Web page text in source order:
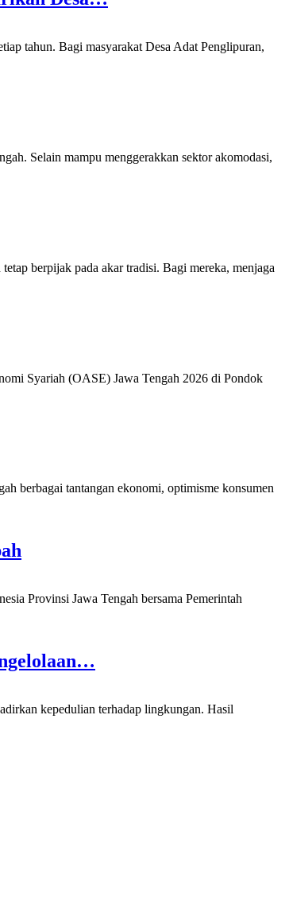
tahun. Bagi masyarakat Desa Adat Penglipuran,
Selain mampu menggerakkan sektor akomodasi,
berpijak pada akar tradisi. Bagi mereka, menjaga
Syariah (OASE) Jawa Tengah 2026 di Pondok
berbagai tantangan ekonomi, optimisme konsumen
Provinsi Jawa Tengah bersama Pemerintah
kepedulian terhadap lingkungan. Hasil